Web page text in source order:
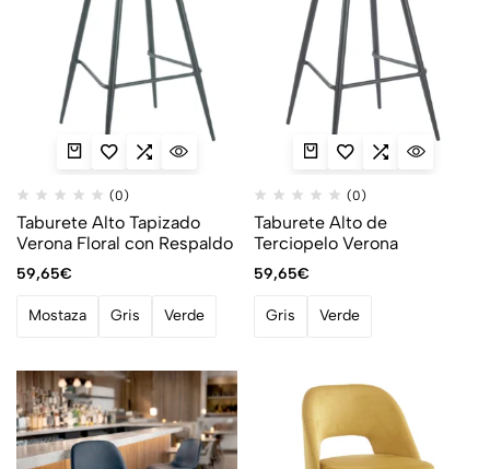
(0)
Taburete Alto Tapizado
Verona Floral con Respaldo
59,65€
Mostaza Gris Verde
(0)
Taburete Alto de
Terciopelo Verona
59,65€
Gris Verde